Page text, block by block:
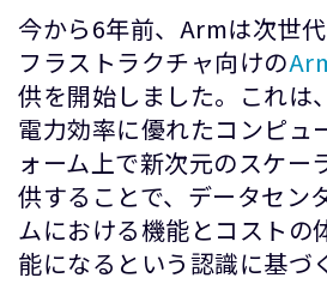
Tel: + 44(1223) 400 400 [main
Fax: + 44(1223) 400 410
全てのオフィスを見る
今から6年前、Armは次世
フラストラクチャ向けの
供を開始しました。これは
電力効率に優れたコンピュ
ォーム上で新次元のスケー
供することで、データセン
ムにおける機能とコストの
能になるという認識に基づ